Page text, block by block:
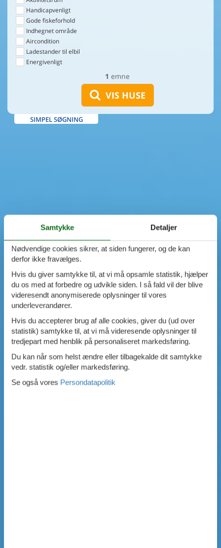
1 emne
VIS HUSE
Handicapvenligt
Gode fiskeforhold
Indhegnet område
Aircondition
Ladestander til elbil
Energivenligt
SIMPEL SØGNING
Samtykke Detaljer
Nødvendige cookies sikrer, at siden fungerer, og de kan
derfor ikke fravælges.
Hvis du giver samtykke til, at vi må opsamle statistik, hjælper
du os med at forbedre og udvikle siden. I så fald vil der blive
videresendt anonymiserede oplysninger til vores
underleverandører.
Hvis du accepterer brug af alle cookies, giver du (ud over
statistik) samtykke til, at vi må videresende oplysninger til
tredjepart med henblik på personaliseret markedsføring.
Du kan når som helst ændre eller tilbagekalde dit samtykke
vedr. statistik og/eller markedsføring.
Se også vores Persondatapolitik